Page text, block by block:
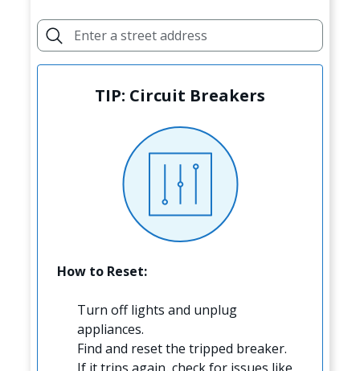
TIP: Circuit Breakers
How to Reset:
Turn off lights and unplug
appliances.
Find and reset the tripped breaker.
If it trips again, check for issues like